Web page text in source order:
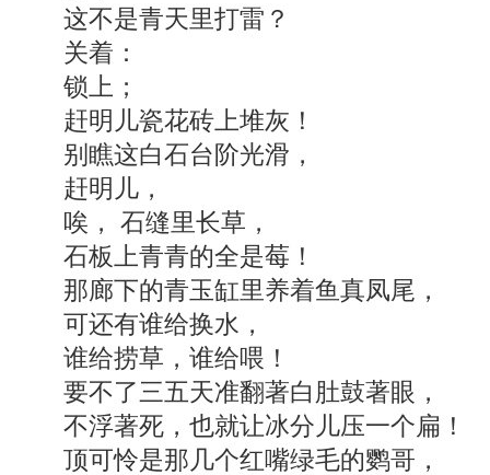
这不是青天里打雷？
关着：
锁上；
赶明儿瓷花砖上堆灰！
别瞧这白石台阶光滑，
赶明儿，
唉， 石缝里长草，
石板上青青的全是莓！
那廊下的青玉缸里养着鱼真凤尾，
可还有谁给换水，
谁给捞草，谁给喂！
要不了三五天准翻著白肚鼓著眼，
不浮著死，也就让冰分儿压一个扁！
顶可怜是那几个红嘴绿毛的鹦哥，